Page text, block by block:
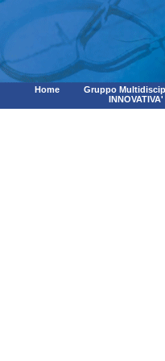
Home
Gruppo
INNOVATIVA'